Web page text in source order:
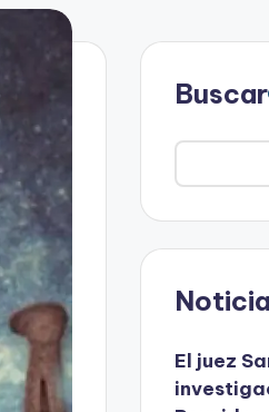
Buscar
El juez